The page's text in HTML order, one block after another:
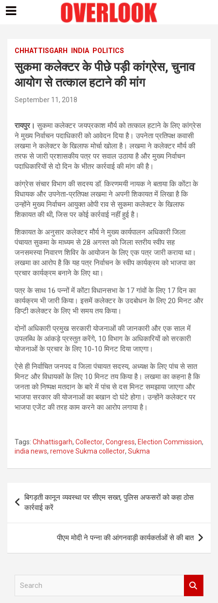
contentCHHATTISGARH INDIA POLITICS
सुकमा कलेक्टर के पीछे पड़ी कांग्रेस, चुनाव
आयोग से तत्काल हटाने की मांग
September 11, 2018
रायपुर।सुकमा कलेक्टर जयप्रकाश मौर्य को तत्काल हटाने के लिए कांग्रेस
ने मुख्य निर्वाचन पदाधिकारी को आवेदन दिया है। उपनेता प्रतिपक्ष कवासी
लखमा ने कलेक्टर के खिलाफ मोर्चा खोला है। लखमा ने कलेक्टर मौर्य की
तरफ से जारी प्रशासकीय पत्र पर सवाल उठाया है और मुख्य निर्वाचन
पदाधिकारियों से दो दिन के भीतर कार्रवाई की मांग की है।
कांग्रेस संचार विभाग की सदस्य डॉ. किरणमयी नायक ने बताया कि कोंटा के
विधायक और उपनेता-प्रतिपक्ष लखमा ने अपनी शिकायत में लिखा है कि
उन्होंने मुख्य निर्वाचन आयुक्त ओपी राव से सुकमा कलेक्टर के खिलाफ
शिकायत की थी, जिस पर कोई कार्रवाई नहीं हुई है।
शिकायत के अनुसार कलेक्टर मौर्य ने मुख्य कार्यपालन अधिकारी जिला
पंचायत सुकमा के माध्यम से 28 अगस्त को जिला स्तरीय स्वीप सह
जनसमस्या निवारण शिविर के आयोजन के लिए एक पत्र जारी कराया था।
लखमा का आरोप है कि यह पत्र निर्वाचन के स्वीप कार्यक्रम को भाजपा का
प्रचार कार्यक्रम बनाने के लिए था।
पत्र के साथ 16 पन्नों में कोंटा विधानसभा के 17 गांवों के लिए 17 दिन का
कार्यक्रम भी जारी किया। इसमें कलेक्टर के उदबोधन के लिए 20 मिनट और
डिप्टी कलेक्टर के लिए भी समय तय किया।
दोनों अधिकारी प्रमुख सरकारी योजनाओं की जानकारी और एक साल में
उपलब्धि के आंकड़े प्रस्तुत करेंगे, 10 विभाग के अधिकारियों को सरकारी
योजनाओं के प्रचार के लिए 10-10 मिनट दिया जाएगा।
ऐसे ही निर्वाचित जनपद व जिला पंचायत सदस्य, अध्यक्ष के लिए पांच से सात
मिनट और विधायकों के लिए 10 मिनट तय किया है। लखमा का कहना है कि
जनता को निष्पक्ष मतदान के बारे में पांच से दस मिनट समझाया जाएगा और
भाजपा सरकार की योजनाओं का बखान दो घंटे होगा। उन्होंने कलेक्टर पर
भाजपा एजेंट की तरह काम करने का आरोप लगाया है।
Tags: Chhattisgarh, Collector, Congress, Election Commission,
india news, remove Sukma collector, Sukma
Post
navigation
बिगड़ती कानून व्यवस्था पर सीएम सख्त, पुलिस अफसरों को कहा ठोस
कार्रवाई करें
पीएम मोदी ने पन्ना की आंगनवाड़ी कार्यकर्ताओं से की बात